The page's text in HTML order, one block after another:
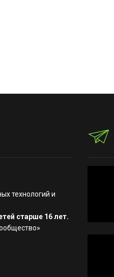
технологий и
старше 16 лет.